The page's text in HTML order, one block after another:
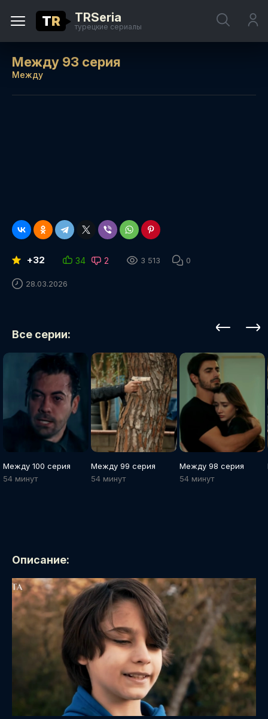
TR TRSeria
турецкие сериалы
Между 93 серия
Между
+32 34 2 3 513 0
28.03.2026
Все серии:
Между 100 серия
54 минут
Между 99 серия
54 минут
Между 98 серия
54 минут
Описание: